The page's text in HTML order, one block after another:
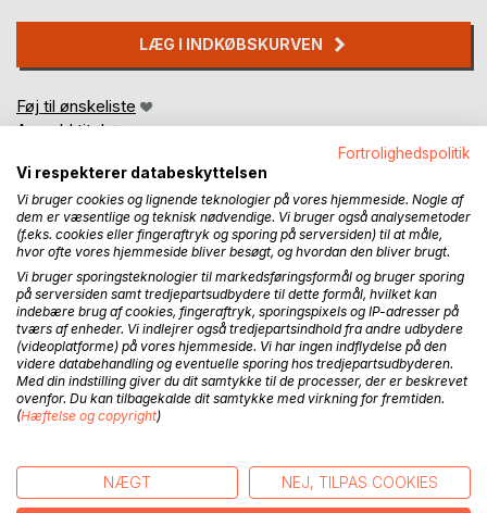
LÆG I INDKØBSKURVEN
Føj til ønskeliste
Anmeld titel
BESKRIVELSE
Zwischen den Felsen verbirgt sich viel. Viele
Geheimnisse...
Ich erzähle hier vom Beginn meiner Reisen.
mit Petroglyphen erfahren, den ich hierher gekommen bin,
um zu untersuchen, und ich finde mehr, als ich mir
Fortrolighedspolitik
Vi respekterer databeskyttelsen
Vi bruger cookies og lignende teknologier på vores hjemmeside. Nogle af
dem er væsentlige og teknisk nødvendige. Vi bruger også analysemetoder
(f.eks. cookies eller fingeraftryk og sporing på serversiden) til at måle,
hvor ofte vores hjemmeside bliver besøgt, og hvordan den bliver brugt.
Vi bruger sporingsteknologier til markedsføringsformål og bruger sporing
på serversiden samt tredjepartsudbydere til dette formål, hvilket kan
indebære brug af cookies, fingeraftryk, sporingspixels og IP-adresser på
tværs af enheder. Vi indlejrer også tredjepartsindhold fra andre udbydere
(videoplatforme) på vores hjemmeside. Vi har ingen indflydelse på den
videre databehandling og eventuelle sporing hos tredjepartsudbyderen.
Med din indstilling giver du dit samtykke til de processer, der er beskrevet
ovenfor. Du kan tilbagekalde dit samtykke med virkning for fremtiden.
(Hæftelse og copyright)
NÆGT NEJ, TILPAS COOKIES